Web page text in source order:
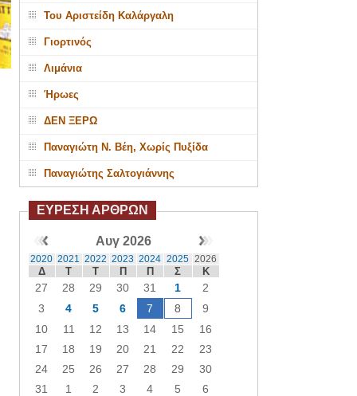
Του Αριστείδη Καλάργαλη
Γιορτινός
Λιμάνια
Ήρωες
ΔΕΝ ΞΕΡΩ
Παναγιώτη Ν. Βέη, Χωρίς Πυξίδα
Παναγιώτης Σαλτογιάννης
ΕΥΡΕΣΗ ΑΡΘΡΩΝ
Αυγ 2026
2020 2021 2022 2023 2024 2025 2026
Δ Τ Τ Π Π Σ Κ
27 28 29 30 31 1
2
3
4 5 6 7 8
9
10
11 12 13 14 15
16
17
18 19 20 21 22
23
24
25 26 27 28 29
30
31
1 2 3 4 5 6